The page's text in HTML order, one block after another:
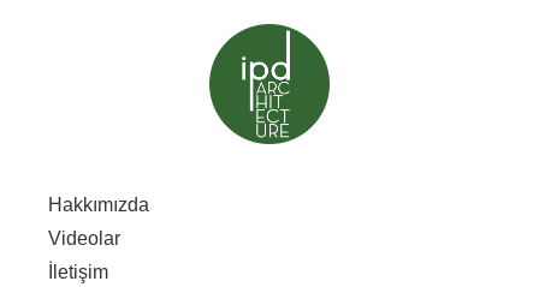
Hakkımızda
Videolar
İletişim